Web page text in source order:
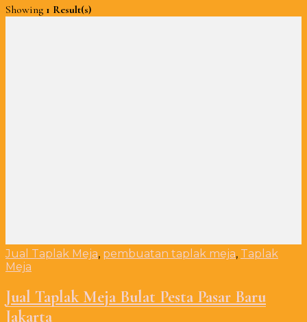
Showing 1 Result(s)
Jual Taplak Meja, pembuatan taplak meja, Taplak
Meja
Jual Taplak Meja Bulat Pesta Pasar Baru
Jakarta